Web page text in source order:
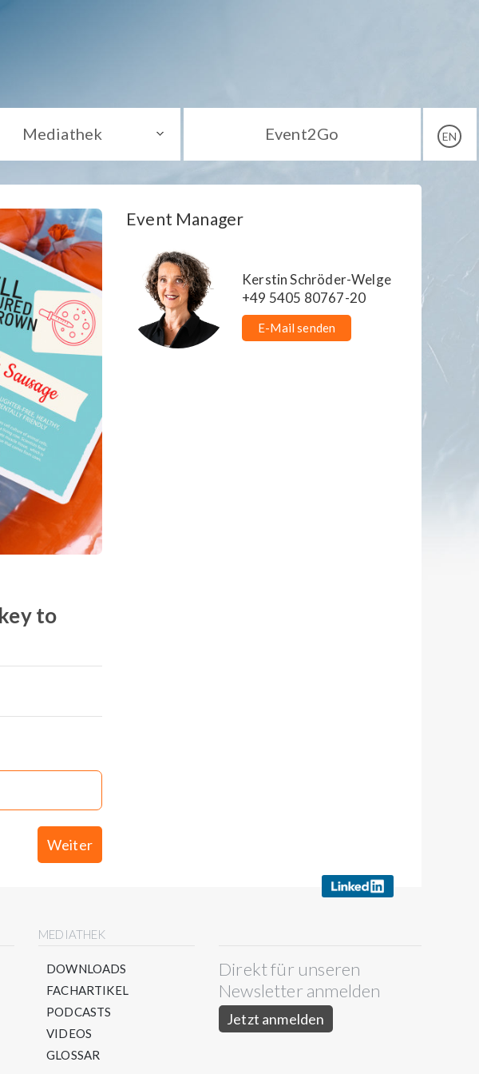
Mediathek Event2Go EN
to
Weiter
Event Manager
Kerstin Schröder-Welge
+49 5405 80767-20
E-Mail senden
MEDIATHEK
DOWNLOADS
FACHARTIKEL
PODCASTS
VIDEOS
GLOSSAR
Direkt für unseren
Newsletter anmelden
Jetzt anmelden